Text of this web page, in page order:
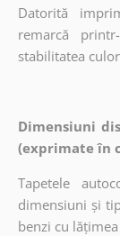
Datorită
remarcă
stabilitatea
Dimensiuni
(exprimate în
Tapetele
dimensiuni și
benzi cu